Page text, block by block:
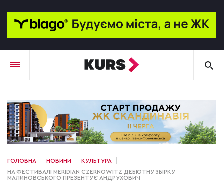
ГОЛОВНА НОВИНИ
КУЛЬТУРА
НА ФЕСТИВАЛІ MERIDIAN CZERNOWITZ ДЕБЮТНУ ЗБІРКУ
МАЛИНОВСЬКОГО ПРЕЗЕНТУЄ АНДРУХОВИЧ